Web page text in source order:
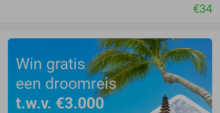
€34
Win gratis
een droomreis
t.w.v. €3.000